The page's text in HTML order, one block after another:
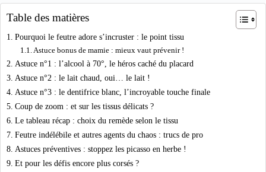
Table des matières
Pourquoi le feutre adore s’incruster : le point tissu
Astuce bonus de mamie : mieux vaut prévenir !
Astuce n°1 : l’alcool à 70°, le héros caché du placard
Astuce n°2 : le lait chaud, oui… le lait !
Astuce n°3 : le dentifrice blanc, l’incroyable touche finale
Coup de zoom : et sur les tissus délicats ?
Le tableau récap : choix du remède selon le tissu
Feutre indélébile et autres agents du chaos : trucs de pro
Astuces préventives : stoppez les picasso en herbe !
Et pour les défis encore plus corsés ?